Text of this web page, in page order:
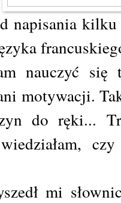
napisania
nauczyć
motywacji.
do ręki...
mi